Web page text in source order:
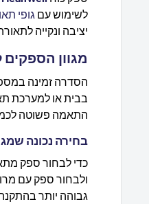
לשימוש עם גופי
יציבה ונקייה
מגוון
הסדרה זמינה
בבית או למערכת
התאמה פשוטה
בחירה נכונה
כדי לבחור ספק
ולבחור ספק עם
גבוהה יותר